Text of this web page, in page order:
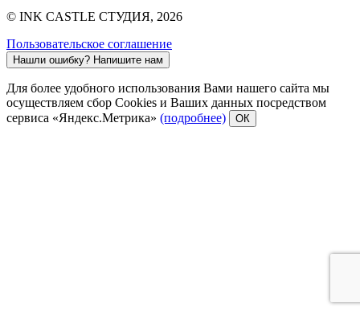
© INK CASTLE СТУДИЯ, 2026
Пользовательское соглашение
Нашли ошибку? Напишите нам
Для более удобного использования Вами нашего сайта мы
осуществляем сбор Cookies и Ваших данных посредством
сервиса «Яндекс.Метрика» (подробнее) ОК